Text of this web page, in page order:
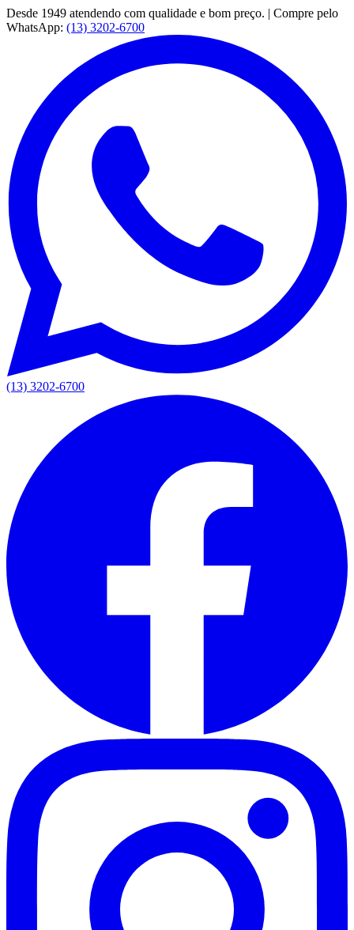
Desde 1949 atendendo com qualidade e bom preço. | Compre pelo
WhatsApp: (13) 3202-6700
(13) 3202-6700